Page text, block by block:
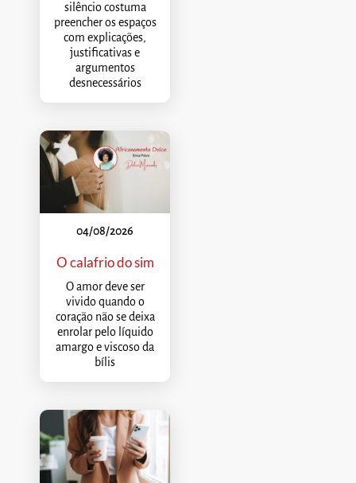
silêncio costuma
preencher os espaços
com explicações,
justificativas e
argumentos
desnecessários
04/08/2026
O calafrio do sim
O amor deve ser
vivido quando o
coração não se deixa
enrolar pelo líquido
amargo e viscoso da
bílis